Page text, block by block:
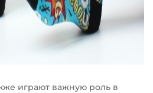
играют важную роль в